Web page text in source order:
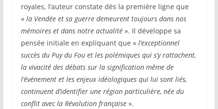
royales, l’auteur constate dès la première ligne que
« la Vendée et sa guerre demeurent toujours dans nos
mémoires et dans notre actualité». Il développe sa
pensée initiale en expliquant que « l’exceptionnel
succès du Puy du Fou et les polémiques qui s’y rattachent,
la vivacité des débats sur la signification même de
l’événement et les enjeux idéologiques qui lui sont liés,
continuent d’identifier une région particulière, née du
conflit avec la Révolution française».